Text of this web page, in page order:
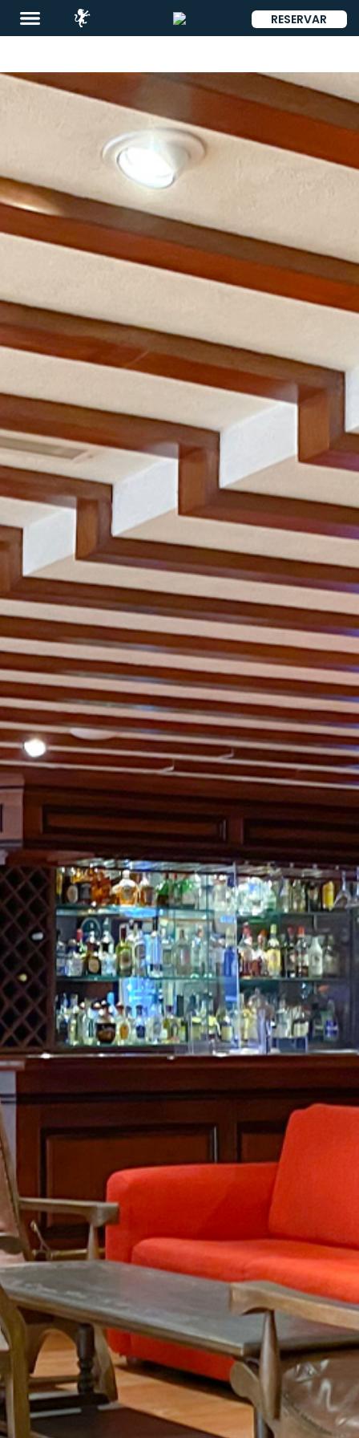
Destinos
Promociones
Restaurantes
Eventos
Spa
Mi
Reservación
Blog
Contacto
¿Qué
Deseas
Facturar?
ENG
RESERVAR